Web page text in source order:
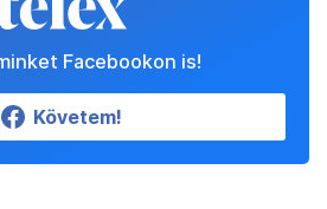
Facebookon is!
Követem!